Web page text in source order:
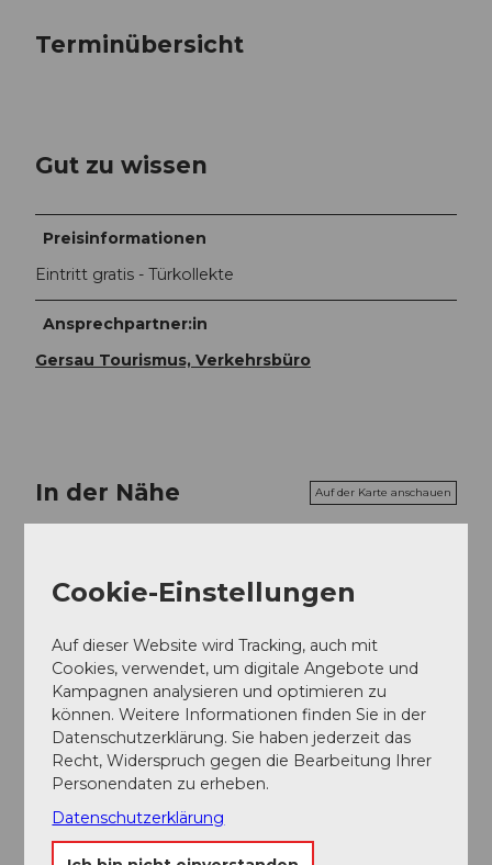
Terminübersicht
Gut zu wissen
Preisinformationen
Eintritt gratis - Türkollekte
Ansprechpartner:in
Gersau Tourismus, Verkehrsbüro
In der Nähe Auf der Karte anschauen
Veranstaltungsort
Altes Rathaus
Schulhausplatz
6442Gersau
Website
Anreise
Cookie-Einstellungen
Auf dieser Website wird Tracking, auch mit
Cookies, verwendet, um digitale Angebote und
Kampagnen analysieren und optimieren zu
können. Weitere Informationen finden Sie in der
Datenschutzerklärung. Sie haben jederzeit das
Recht, Widerspruch gegen die Bearbeitung Ihrer
Personendaten zu erheben.
Datenschutzerklärung